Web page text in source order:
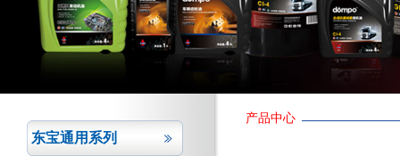
东宝通用系列
产品中心